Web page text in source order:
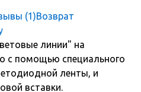
(1)Возврат
линии" на
с помощью специального
ленты, и
вставки.